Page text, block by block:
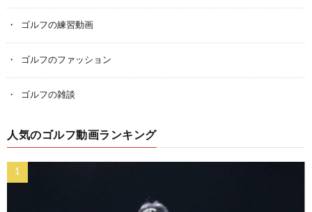
ゴルフの練習動画
ゴルフのファッション
ゴルフの雑談
人気のゴルフ動画ランキング